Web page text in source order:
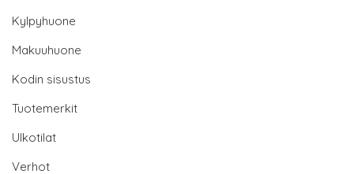
Kylpyhuone
Makuuhuone
Kodin sisustus
Tuotemerkit
Ulkotilat
Verhot